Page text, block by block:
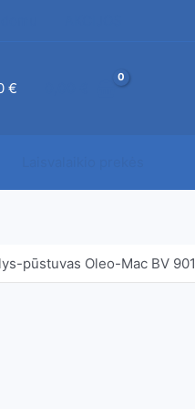
€
pūstuvas Oleo-Mac BV 901